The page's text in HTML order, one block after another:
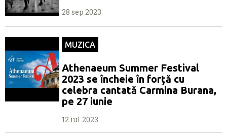
28 sep 2023
MUZICA
Athenaeum Summer Festival
2023 se încheie în forță cu
celebra cantată Carmina Burana,
pe 27 iunie
12 iul 2023